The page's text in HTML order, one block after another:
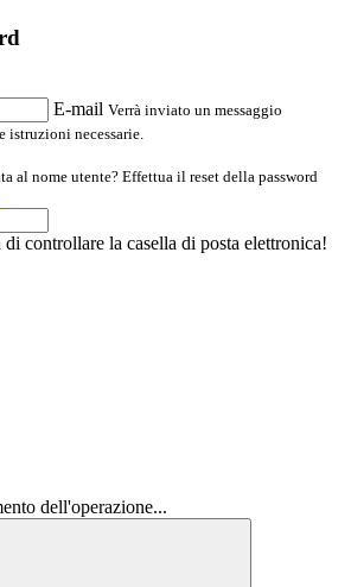
E-mail Verrà inviato un messaggio
necessarie.
al nome utente? Effettua il reset della password
controllare la casella di posta elettronica!
dell'operazione...